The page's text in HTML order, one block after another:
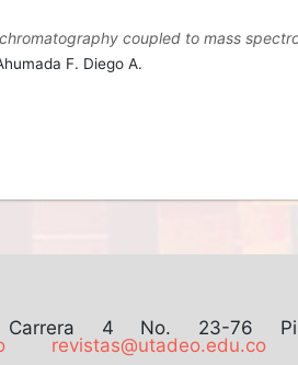
coupled to mass
F. Diego A.
Carrera 4 No. 23-76
revistas@utadeo.edu.co